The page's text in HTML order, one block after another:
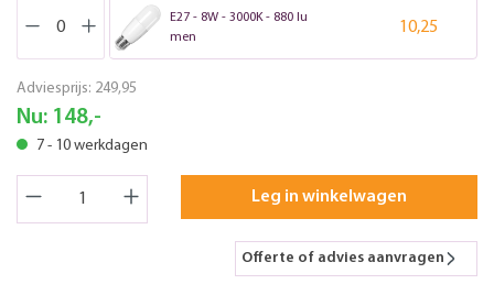
E27 - 8W - 3000K - 880 lu
men
10,25
Adviesprijs: 249,95
Nu: 148,-
7 - 10 werkdagen
Leg in winkelwagen
Offerte of advies aanvragen